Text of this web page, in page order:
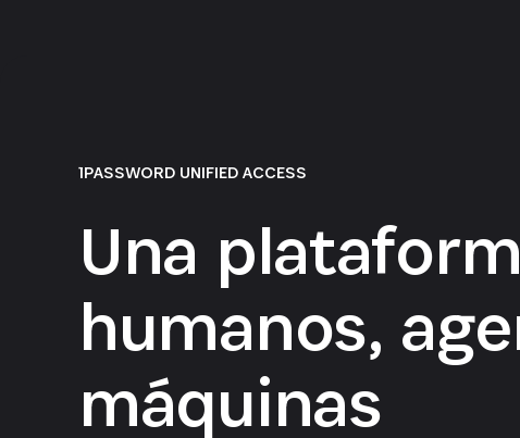
1PASSWORD UNIFIED ACCESS
Una
humanos,
máquinas